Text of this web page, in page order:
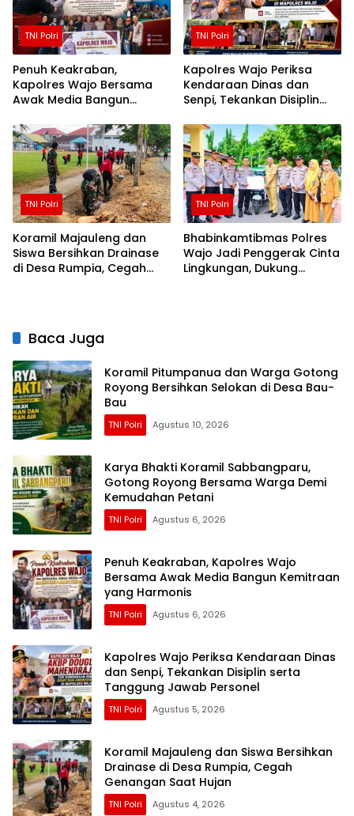
TNI Polri
Penuh Keakraban,
Kapolres Wajo Bersama
Awak Media Bangun
TNI Polri
Kapolres Wajo Periksa
Kendaraan Dinas dan
Senpi, Tekankan Disiplin
Personel
TNI Polri
Koramil Majauleng dan
Siswa Bersihkan Drainase
di Desa Rumpia, Cegah
TNI Polri
Bhabinkamtibmas Polres
Wajo Jadi Penggerak Cinta
Lingkungan, Dukung
Baca Juga
Koramil Pitumpanua dan Warga Gotong
Royong Bersihkan Selokan di Desa Bau-
Bau
TNI Polri Agustus 10, 2026
Karya Bhakti Koramil Sabbangparu,
Gotong Royong Bersama Warga Demi
Kemudahan Petani
TNI Polri Agustus 6, 2026
Penuh Keakraban, Kapolres Wajo
Bersama Awak Media Bangun Kemitraan
yang Harmonis
TNI Polri Agustus 6, 2026
Kapolres Wajo Periksa Kendaraan Dinas
dan Senpi, Tekankan Disiplin serta
Tanggung Jawab Personel
TNI Polri Agustus 5, 2026
Koramil Majauleng dan Siswa Bersihkan
Drainase di Desa Rumpia, Cegah
Genangan Saat Hujan
TNI Polri Agustus 4, 2026